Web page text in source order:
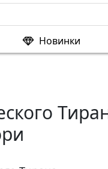
Новинки